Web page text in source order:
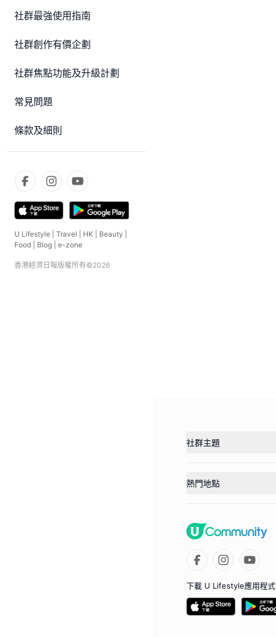
社群最強使用指南
社群創作有價企劃
社群焦點功能及升級計劃
常見問題
條款及細則
U Lifestyle Travel HK Beauty
Food
Blog e-zone
香港經濟日報版權所有©2026
社群主題
熱門地點
下載 U Lifestyle應用程式